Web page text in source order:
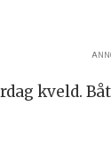
kveld.